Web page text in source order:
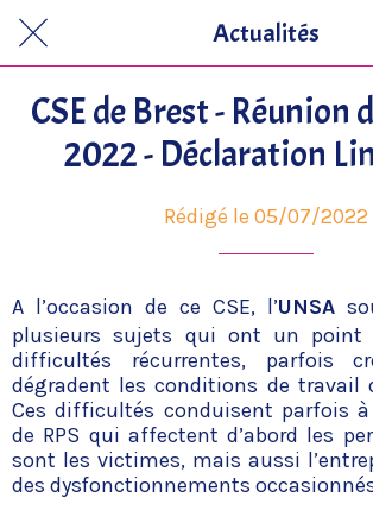
Actualités
CSE de Brest - Réunion
2022 - Déclaration
Rédigé le 05/07/2022
A l’occasion de ce CSE, l’UNSA
plusieurs sujets qui ont un point
difficultés récurrentes, parfois
dégradent les conditions de travail
Ces difficultés conduisent parfois
de RPS qui affectent d’abord les
sont les victimes, mais aussi
des dysfonctionnements